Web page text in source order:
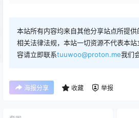
本站所有内容均来自其他分享站点所提
相关法律法规，本站一切资源不代表本
容请立即联系tuuwoo@proton.me我们
海报分享 收藏 举报